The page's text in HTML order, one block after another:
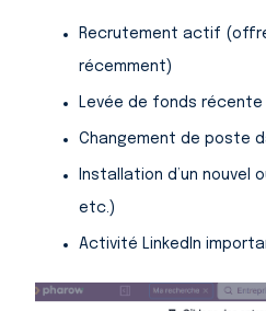
Recrutement actif
récemment)
Levée de fonds récente
Changement de poste
Installation d’un nouvel
etc.)
Activité LinkedIn